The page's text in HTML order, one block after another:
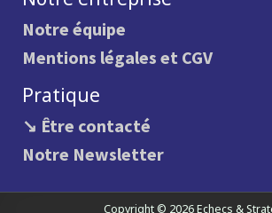
Notre équipe
Mentions légales et CGV
Pratique
↘ Être contacté
Notre Newsletter
Copyright © 2026 Echecs &